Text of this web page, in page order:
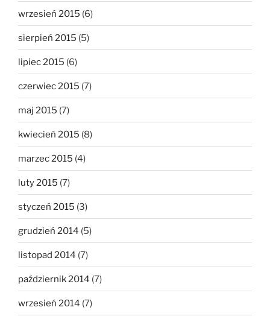
wrzesień 2015 (6)
sierpień 2015 (5)
lipiec 2015 (6)
czerwiec 2015 (7)
maj 2015 (7)
kwiecień 2015 (8)
marzec 2015 (4)
luty 2015 (7)
styczeń 2015 (3)
grudzień 2014 (5)
listopad 2014 (7)
październik 2014 (7)
wrzesień 2014 (7)